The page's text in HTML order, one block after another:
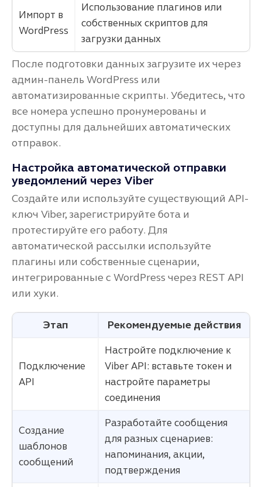
Импорт в
WordPress
Использование плагинов или
собственных скриптов для
загрузки данных
После подготовки данных загрузите их через
админ-панель WordPress или
автоматизированные скрипты. Убедитесь, что
все номера успешно пронумерованы и
доступны для дальнейших автоматических
отправок.
Настройка автоматической отправки
уведомлений через Viber
Создайте или используйте существующий API-
ключ Viber, зарегистрируйте бота и
протестируйте его работу. Для
автоматической рассылки используйте
плагины или собственные сценарии,
интегрированные с WordPress через REST API
или хуки.
Этап Рекомендуемые действия
Подключение
API
Настройте подключение к
Viber API: вставьте токен и
настройте параметры
соединения
Создание
шаблонов
сообщений
Разработайте сообщения
для разных сценариев:
напоминания, акции,
подтверждения